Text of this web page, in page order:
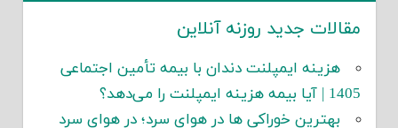
مقالات جدید روزنه آنلاین
هزینه ایمپلنت دندان با بیمه تأمین اجتماعی
1405 | آیا بیمه هزینه ایمپلنت را می‌دهد؟
بهترین خوراکی ها در هوای سرد؛ در هوای سرد